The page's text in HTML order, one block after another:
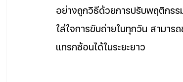
อย่างถูกวิธีด้วยการปรับพฤติกรร
ใส่ใจการขับถ่ายในทุกวัน สามาร
แทรกซ้อนได้ในระยะยาว